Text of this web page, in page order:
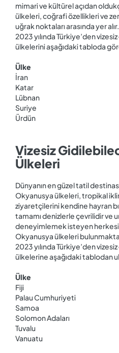
mimari ve kültürel açıdan
ülkeleri, coğrafi özellikleri ve
uğrak noktaları arasında yer alır.
2023 yılında Türkiye’den
ülkelerini aşağıdaki tabloda
Ülke
İran
Katar
Lübnan
Suriye
Ürdün
Vizesiz
Ülkeleri
Dünyanın en güzel tatil
Okyanusya ülkeleri, tropikal
ziyaretçilerini kendine hayran
tamamı denizlerle çevrilidir ve
deneyimlemek isteyen
Okyanusya ülkeleri
2023 yılında Türkiye’den
ülkelerine aşağıdaki tablodan
Ülke
Fiji
Palau Cumhuriyeti
Samoa
Solomon Adaları
Tuvalu
Vanuatu